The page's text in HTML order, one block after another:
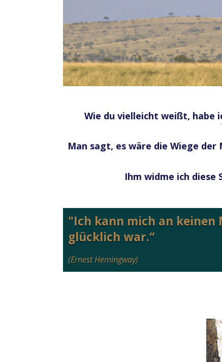
Wie du vielleicht weißt, habe
Man sagt, es wäre die Wiege
Ihm widme ich
"Ich kann mich an
glücklich war.“
(Ernest Hemingway)